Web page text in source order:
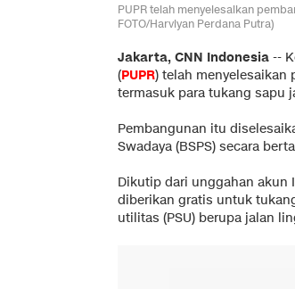
PUPR telah menyelesaikan
FOTO/Harviyan Perdana Putra)
Jakarta, CNN Indonesia --
(PUPR) telah menyelesaikan
termasuk para tukang sapu
Pembangunan itu
Swadaya (BSPS) secara
Dikutip dari unggahan akun
diberikan gratis untuk
utilitas (PSU) berupa jalan